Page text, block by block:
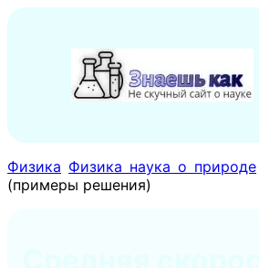
содержимому
Физика Физика наука о природе
(примеры решения)